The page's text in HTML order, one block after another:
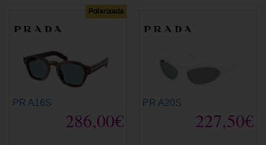
Polarizada
PR A16S
286,00€
PR A20S
227,50€